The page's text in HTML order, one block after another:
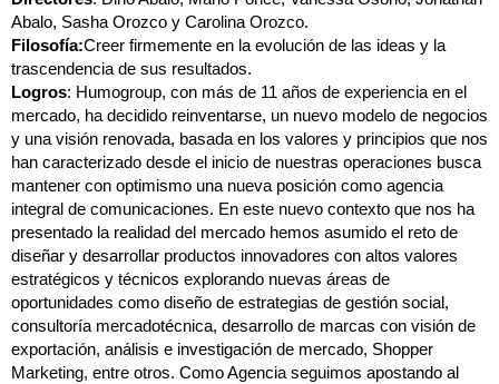
Abalo, Sasha Orozco y Carolina Orozco.
Filosofía:Creer firmemente en la evolución de las ideas y la
trascendencia de sus resultados.
Logros: Humogroup, con más de 11 años de experiencia en el
mercado, ha decidido reinventarse, un nuevo modelo de negocios
y una visión renovada, basada en los valores y principios que nos
han caracterizado desde el inicio de nuestras operaciones busca
mantener con optimismo una nueva posición como agencia
integral de comunicaciones. En este nuevo contexto que nos ha
presentado la realidad del mercado hemos asumido el reto de
diseñar y desarrollar productos innovadores con altos valores
estratégicos y técnicos explorando nuevas áreas de
oportunidades como diseño de estrategias de gestión social,
consultoría mercadotécnica, desarrollo de marcas con visión de
exportación, análisis e investigación de mercado, Shopper
Marketing, entre otros. Como Agencia seguimos apostando al